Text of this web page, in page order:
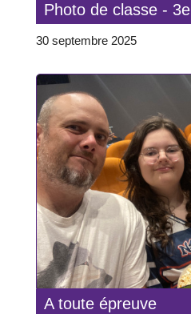
Photo de classe - 3e
30 septembre 2025
A toute épreuve